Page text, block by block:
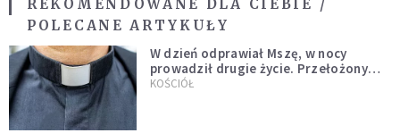
REKOMENDOWANE DLA CIEBIE /
POLECANE ARTYKUŁY
W dzień odprawiał Mszę, w nocy
prowadził drugie życie. Przełożony
kazał mu opuścić zakon
KOŚCIÓŁ